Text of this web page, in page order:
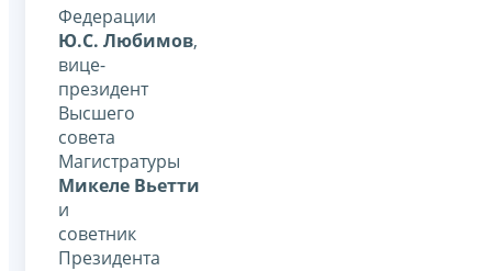
Федерации
Ю.С. Любимов,
вице-
президент
Высшего
совета
Магистратуры
Микеле Вьетти
и
советник
Президента